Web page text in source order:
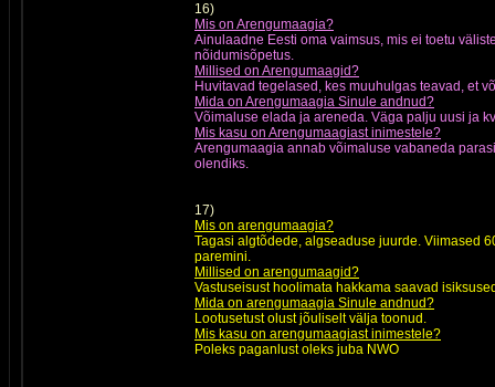
16)
Mis on Arengumaagia?
Ainulaadne Eesti oma vaimsus, mis ei toetu
nõidumisõpetus.
Millised on Arengumaagid?
Huvitavad tegelased, kes muuhulgas teavad, et
Mida on Arengumaagia Sinule andnud?
Võimaluse elada ja areneda. Väga palju uusi ja
Mis kasu on Arengumaagiast inimestele?
Arengumaagia annab võimaluse vabaneda
olendiks.
17)
Mis on arengumaagia?
Tagasi algtõdede, algseaduse juurde. Viimased
paremini.
Millised on arengumaagid?
Vastuseisust hoolimata hakkama saavad
Mida on arengumaagia Sinule andnud?
Lootusetust olust jõuliselt välja toonud.
Mis kasu on arengumaagiast inimestele?
Poleks paganlust oleks juba NWO